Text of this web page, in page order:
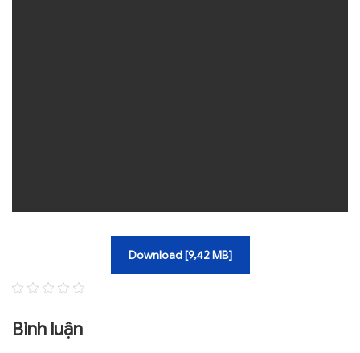
Download [9,42 MB]
Bình luận